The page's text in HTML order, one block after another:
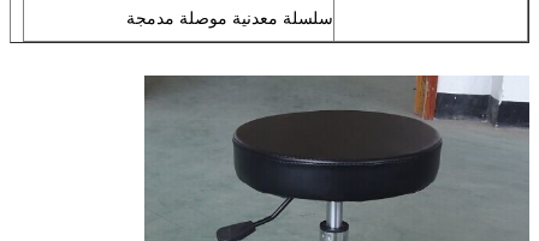
سلسلة معدنية موصلة مدمجة